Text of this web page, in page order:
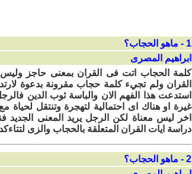
1 - ماهو الحجاب؟
ابراهيم المصرى
كلمة الحجاب اتت فى القران بمعنى حاجز
القران ولم تجيء كلمة حجاب مقرونة بدعوة
استدعت هذا الفهم الان والباسة ثوب الدين
غيرة او هناك اى احتمالية لتهجرة وتنتقل
اخر ليس معناة لكن الرجل يريد المعنى
دراسة ايات القران المتعلقة بالحجاب والزى
2 - ماهو الحجاب؟